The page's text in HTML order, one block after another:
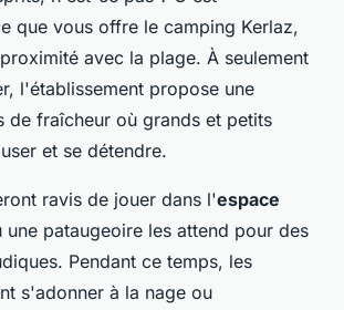
que vous offre le camping Kerlaz,
avec la plage. À seulement
l'établissement propose une
de fraîcheur où grands et petits
et se détendre.
ravis de jouer dans l'espace
une pataugeoire les attend pour des
Pendant ce temps, les
s'adonner à la nage ou